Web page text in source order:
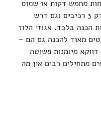
מחמש דקות או שמוס
השוקולד מכיל רק 3 רכיבים וגם דרש
הכנה בלבד. אגוזי הלוז
מאוד להכנה גם הם –
מיומנות פשוטה
מתחילים רבים אין מה